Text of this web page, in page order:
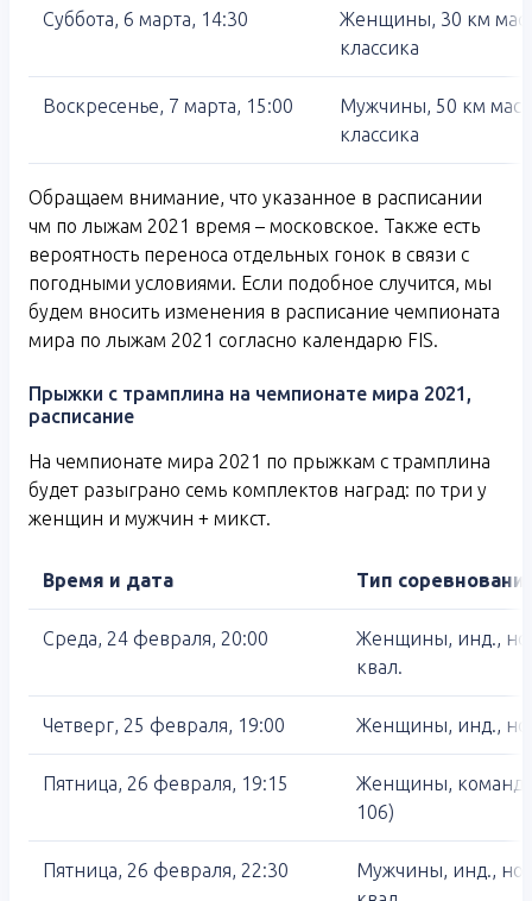
Суббота, 6 марта, 14:30
Женщины, 30 км
классика
Воскресенье, 7 марта, 15:00
Мужчины, 50 км
классика
Обращаем внимание, что указанное в расписании
чм по лыжам 2021 время – московское. Также есть
вероятность переноса отдельных гонок в связи с
погодными условиями. Если подобное случится, мы
будем вносить изменения в расписание чемпионата
мира по лыжам 2021 согласно календарю FIS.
Прыжки с трамплина на чемпионате мира 2021,
расписание
На чемпионате мира 2021 по прыжкам с трамплина
будет разыграно семь комплектов наград: по три у
женщин и мужчин + микст.
Время и дата Тип
Среда, 24 февраля, 20:00
Женщины, инд.,
квал.
Четверг, 25 февраля, 19:00 Женщины, инд.,
Пятница, 26 февраля, 19:15
Женщины,
106)
Пятница, 26 февраля, 22:30
Мужчины, инд.,